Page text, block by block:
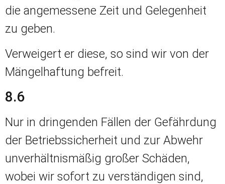
die angemessene Zeit und Gelegenheit
zu geben.
Verweigert er diese, so sind wir von der
Mängelhaftung befreit.
8.6
Nur in dringenden Fällen der Gefährdung
der Betriebssicherheit und zur Abwehr
unverhältnismäßig großer Schäden,
wobei wir sofort zu verständigen sind,